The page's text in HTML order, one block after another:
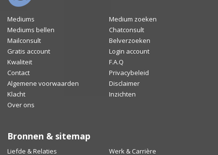
Mediums
Medium zoeken
Mediums bellen
Chatconsult
Mailconsult
Belverzoeken
Gratis account
Login account
Kwaliteit
F.A.Q
Contact
Privacybeleid
Algemene voorwaarden
Disclaimer
Klacht
Inzichten
Over ons
Bronnen & sitemap
Liefde & Relaties Werk & Carrière